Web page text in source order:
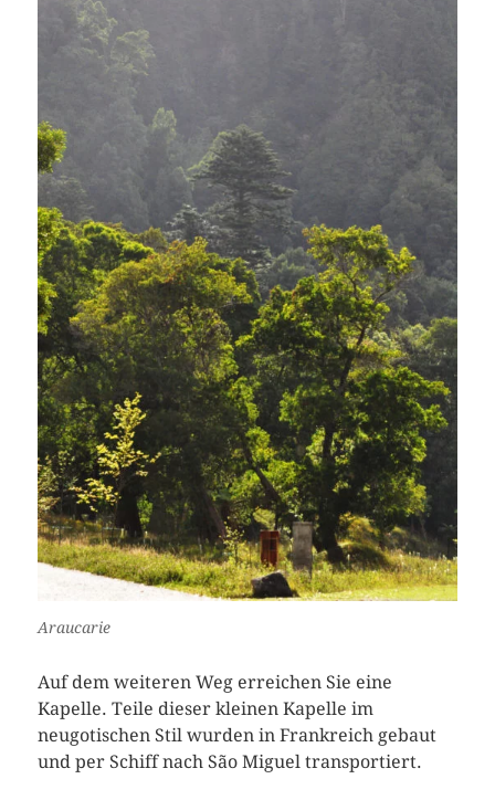
Araucarie
Auf dem weiteren Weg erreichen Sie eine
Kapelle. Teile dieser kleinen Kapelle im
neugotischen Stil wurden in Frankreich gebaut
und per Schiff nach São Miguel transportiert.